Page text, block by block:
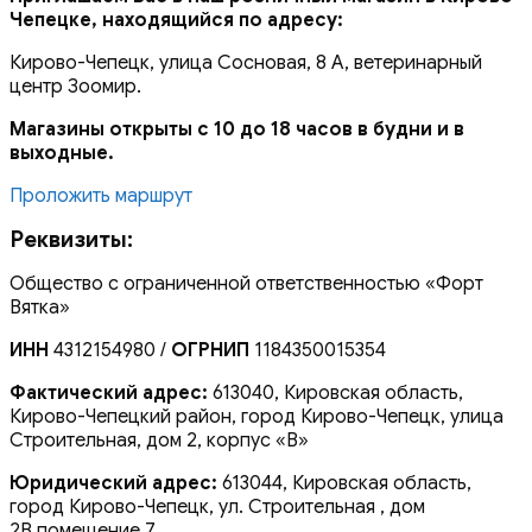
Чепецке, находящийся по адресу:
Кирово-Чепецк, улица Сосновая, 8 А, ветеринарный
центр Зоомир.
Магазины открыты с 10 до 18 часов в будни и в
выходные.
Проложить маршрут
Реквизиты:
Общество с ограниченной ответственностью «Форт
Вятка»
ИНН 4312154980 / ОГРНИП 1184350015354
Фактический адрес: 613040, Кировская область,
Кирово-Чепецкий район, город Кирово-Чепецк, улица
Строительная, дом 2, корпус «В»
Юридический адрес: 613044, Кировская область,
город Кирово-Чепецк, ул. Строительная , дом